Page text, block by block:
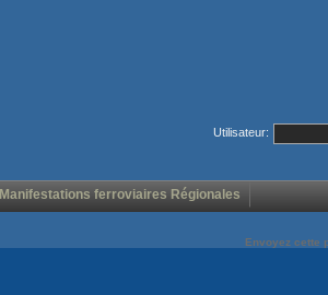
Utilisateur:
Manifestations ferroviaires Régionales
Envoyez cette